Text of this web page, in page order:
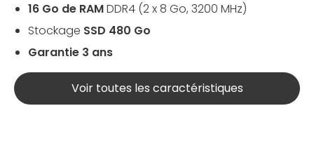
16 Go de RAMDDR4 (2 x 8 Go, 3200 MHz)
Stockage SSD 480 Go
Garantie 3 ans
Voir toutes les caractéristiques